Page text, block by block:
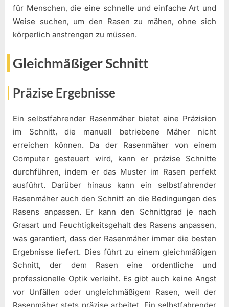
für Menschen, die eine schnelle und einfache Art und
Weise suchen, um den Rasen zu mähen, ohne sich
körperlich anstrengen zu müssen.
Gleichmäßiger Schnitt
Präzise Ergebnisse
Ein selbstfahrender Rasenmäher bietet eine Präzision
im Schnitt, die manuell betriebene Mäher nicht
erreichen können. Da der Rasenmäher von einem
Computer gesteuert wird, kann er präzise Schnitte
durchführen, indem er das Muster im Rasen perfekt
ausführt. Darüber hinaus kann ein selbstfahrender
Rasenmäher auch den Schnitt an die Bedingungen des
Rasens anpassen. Er kann den Schnittgrad je nach
Grasart und Feuchtigkeitsgehalt des Rasens anpassen,
was garantiert, dass der Rasenmäher immer die besten
Ergebnisse liefert. Dies führt zu einem gleichmäßigen
Schnitt, der dem Rasen eine ordentliche und
professionelle Optik verleiht. Es gibt auch keine Angst
vor Unfällen oder ungleichmäßigem Rasen, weil der